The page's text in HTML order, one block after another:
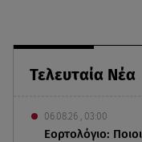
Τελευταία Νέα
06.08.26 , 03:00
Εορτολόγιο: